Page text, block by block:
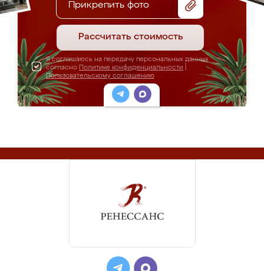
Прикрепить фото
Рассчитать стоимость
Я соглашаюсь на передачу персональных данных
согласно Политике конфиденциальности
Пользовательскому соглашению